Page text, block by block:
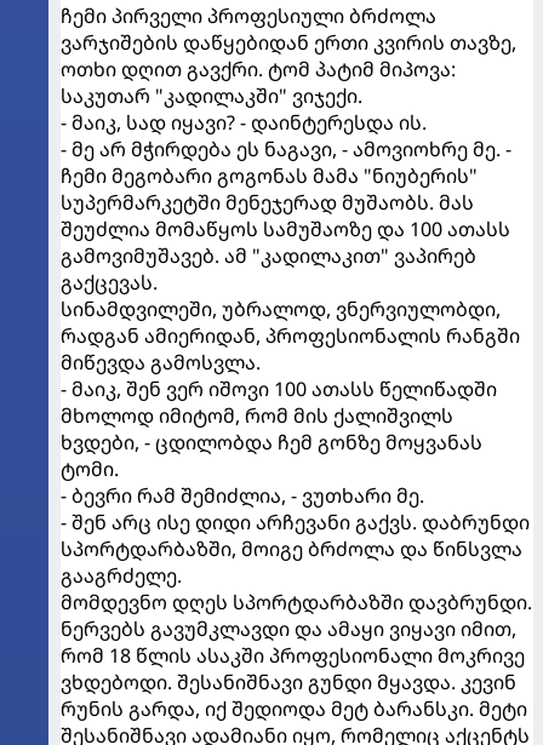
ჩემი პირველი პროფესიული ბრძოლა
ვარჯიშების დაწყებიდან ერთი კვირის თავზე,
ოთხი დღით გავქრი. ტომ პატიმ მიპოვა:
საკუთარ "კადილაკში" ვიჯექი.
- მაიკ, სად იყავი? - დაინტერესდა ის.
- მე არ მჭირდება ეს ნაგავი, - ამოვიოხრე მე. -
ჩემი მეგობარი გოგონას მამა "ნიუბერის"
სუპერმარკეტში მენეჯერად მუშაობს. მას
შეუძლია მომაწყოს სამუშაოზე და 100 ათასს
გამოვიმუშავებ. ამ "კადილაკით" ვაპირებ
გაქცევას.
სინამდვილეში, უბრალოდ, ვნერვიულობდი,
რადგან ამიერიდან, პროფესიონალის რანგში
მიწევდა გამოსვლა.
- მაიკ, შენ ვერ იშოვი 100 ათასს წელიწადში
მხოლოდ იმიტომ, რომ მის ქალიშვილს
ხვდები, - ცდილობდა ჩემ გონზე მოყვანას
ტომი.
- ბევრი რამ შემიძლია, - ვუთხარი მე.
- შენ არც ისე დიდი არჩევანი გაქვს. დაბრუნდი
სპორტდარბაზში, მოიგე ბრძოლა და წინსვლა
გააგრძელე.
მომდევნო დღეს სპორტდარბაზში დავბრუნდი.
ნერვებს გავუმკლავდი და ამაყი ვიყავი იმით,
რომ 18 წლის ასაკში პროფესიონალი მოკრივე
ვხდებოდი. შესანიშნავი გუნდი მყავდა. კევინ
რუნის გარდა, იქ შედიოდა მეტ ბარანსკი. მეტი
შესანიშნავი ადამიანი იყო, რომელიც აქცენტს